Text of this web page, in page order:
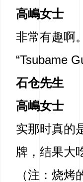
高嶋女士
非常有趣啊
“Tsubame
石仓先生
高嶋女士
实那时真的
牌，结果大
（注：烧